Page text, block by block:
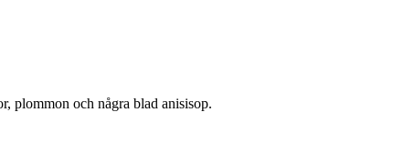
plommon och några blad anisisop.